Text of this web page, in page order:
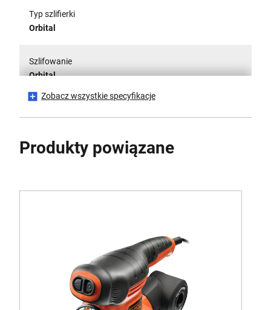
Typ szlifierki
Orbital
Szlifowanie
Orbital
Zobacz wszystkie specyfikacje
Produkty powiązane